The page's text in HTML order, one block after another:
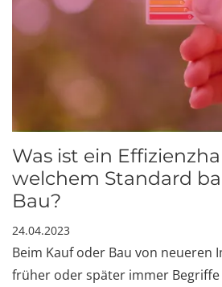
Was ist ein
welchem Standard
Bau?
24.04.2023
Beim Kauf oder Bau von neueren
früher oder später immer Begriffe